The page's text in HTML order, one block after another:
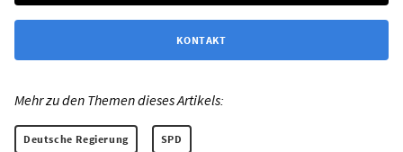
KONTAKT
Mehr zu den Themen dieses Artikels:
Deutsche Regierung SPD